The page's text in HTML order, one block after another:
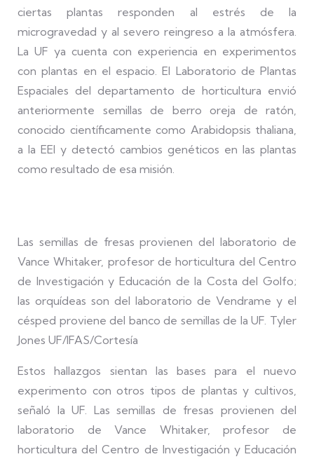
ciertas plantas responden al estrés de la
microgravedad y al severo reingreso a la atmósfera.
La UF ya cuenta con experiencia en experimentos
con plantas en el espacio. El Laboratorio de Plantas
Espaciales del departamento de horticultura envió
anteriormente semillas de berro oreja de ratón,
conocido científicamente como Arabidopsis thaliana,
a la EEI y detectó cambios genéticos en las plantas
como resultado de esa misión.
Las semillas de fresas provienen del laboratorio de
Vance Whitaker, profesor de horticultura del Centro
de Investigación y Educación de la Costa del Golfo;
las orquídeas son del laboratorio de Vendrame y el
césped proviene del banco de semillas de la UF. Tyler
Jones UF/IFAS/Cortesía
Estos hallazgos sientan las bases para el nuevo
experimento con otros tipos de plantas y cultivos,
señaló la UF. Las semillas de fresas provienen del
laboratorio de Vance Whitaker, profesor de
horticultura del Centro de Investigación y Educación